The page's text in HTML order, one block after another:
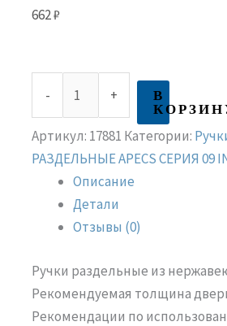
662₽
- + В
Артикул: 17881 Категории:
РАЗДЕЛЬНЫЕ APECS СЕРИЯ 09
Описание
Детали
Отзывы (0)
Ручки раздельные из
Рекомендуемая толщина
Рекомендации по